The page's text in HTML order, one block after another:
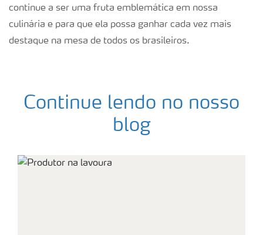
continue a ser uma fruta emblemática em nossa
culinária e para que ela possa ganhar cada vez mais
destaque na mesa de todos os brasileiros.
Continue lendo no nosso
blog